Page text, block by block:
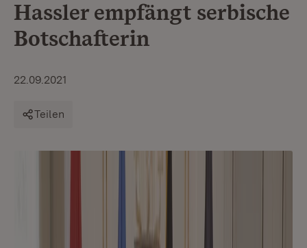
Hassler empfängt serbische
Botschafterin
22.09.2021
Teilen